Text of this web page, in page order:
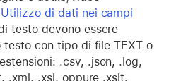
Utilizzo di dati nei campi
testo devono essere
testo con tipo di file TEXT o
.csv, .json, .log,
.xml, .xsl, oppure .xslt.